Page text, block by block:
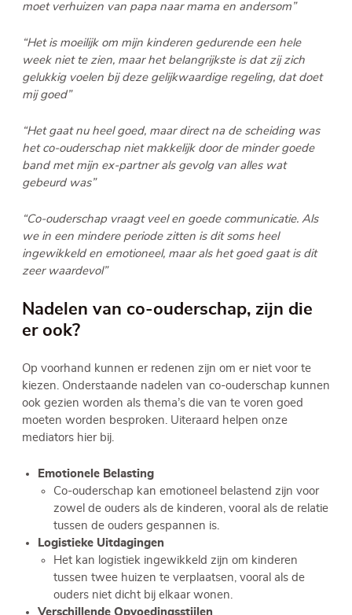
moet verhuizen van papa naar mama en andersom”
“Het is moeilijk om mijn kinderen gedurende een hele
week niet te zien, maar het belangrijkste is dat zij zich
gelukkig voelen bij deze gelijkwaardige regeling, dat doet
mij goed”
“Het gaat nu heel goed, maar direct na de scheiding was
het co-ouderschap niet makkelijk door de minder goede
band met mijn ex-partner als gevolg van alles wat
gebeurd was”
“Co-ouderschap vraagt veel en goede communicatie. Als
we in een mindere periode zitten is dit soms heel
ingewikkeld en emotioneel, maar als het goed gaat is dit
zeer waardevol”
Nadelen van co-ouderschap, zijn die
er ook?
Op voorhand kunnen er redenen zijn om er niet voor te
kiezen. Onderstaande nadelen van co-ouderschap kunnen
ook gezien worden als thema’s die van te voren goed
moeten worden besproken. Uiteraard helpen onze
mediators hier bij.
Emotionele Belasting
Co-ouderschap kan emotioneel belastend zijn voor
zowel de ouders als de kinderen, vooral als de relatie
tussen de ouders gespannen is.
Logistieke Uitdagingen
Het kan logistiek ingewikkeld zijn om kinderen
tussen twee huizen te verplaatsen, vooral als de
ouders niet dicht bij elkaar wonen.
Verschillende Opvoedingsstijlen